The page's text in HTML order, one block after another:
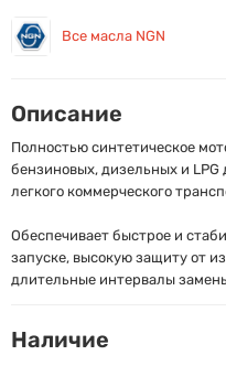
Все масла NGN
Описание
Полностью синтетическое
бензиновых, дизельных и LPG
легкого коммерческого
Обеспечивает быстрое и
запуске, высокую защиту от
длительные интервалы
Наличие